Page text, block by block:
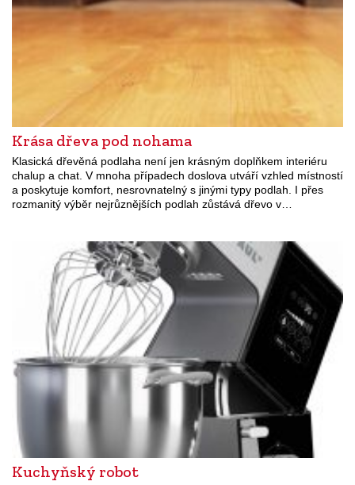
Krása dřeva pod nohama
Klasická dřevěná podlaha není jen krásným doplňkem interiéru
chalup a chat. V mnoha případech doslova utváří vzhled místností
a poskytuje komfort, nesrovnatelný s jinými typy podlah. I přes
rozmanitý výběr nejrůznějších podlah zůstává dřevo v…
Kuchyňský robot